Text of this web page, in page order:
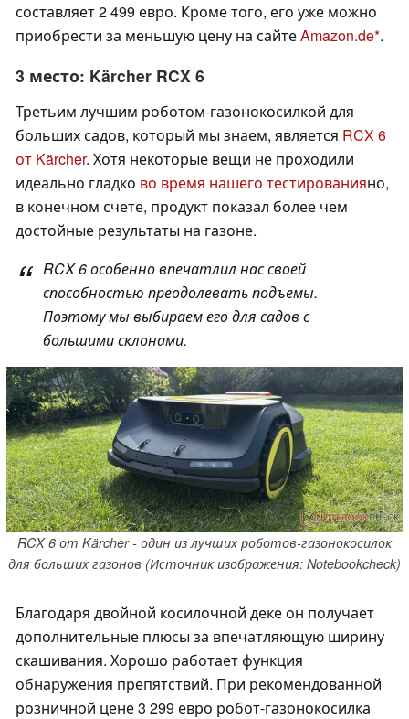
составляет 2 499 евро. Кроме того, его уже можно
приобрести за меньшую цену на сайтеAmazon.de .
3 место: Kärcher RCX 6
Третьим лучшим роботом-газонокосилкой для
больших садов, который мы знаем, является RCX 6
от Kärcher. Хотя некоторые вещи не проходили
идеально гладко во время нашего тестированияно,
в конечном счете, продукт показал более чем
достойные результаты на газоне.
RCX 6 особенно впечатлил нас своей
способностью преодолевать подъемы.
Поэтому мы выбираем его для садов с
большими склонами.
RCX 6 от Kärcher - один из лучших роботов-газонокосилок
для больших газонов (Источник изображения: Notebookcheck)
Благодаря двойной косилочной деке он получает
дополнительные плюсы за впечатляющую ширину
скашивания. Хорошо работает функция
обнаружения препятствий. При рекомендованной
розничной цене 3 299 евро робот-газонокосилка